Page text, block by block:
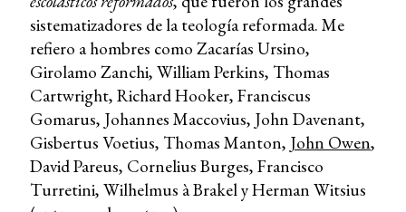
sistematizadores de la teología reformada. Me
refiero a hombres como Zacarías Ursino,
Girolamo Zanchi, William Perkins, Thomas
Cartwright, Richard Hooker, Franciscus
Gomarus, Johannes Maccovius, John Davenant,
Gisbertus Voetius, Thomas Manton, John Owen,
David Pareus, Cornelius Burges, Francisco
Turretini, Wilhelmus à Brakel y Herman Witsius